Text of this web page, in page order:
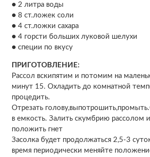
● 2 литра воды
● 8 ст.ложек соли
● 4 ст.ложки сахара
● 4 горсти больших луковой шелухи
● специи по вкусу
ПРИГОТОВЛЕНИЕ:
Рассол вскипятим и потомим на
минут 15. Охладить до комнатной
процедить.
Отрезать
в емкость. Залить скумбрию рассолом и
положить гнет
Засолка будет продолжаться 2,5-3
время периодически меняйте